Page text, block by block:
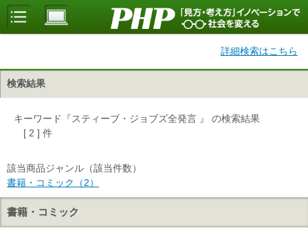
詳細検索はこちら
検索結果
キーワード『スティーブ・ジョブズ全発言 』 の検索結果
[ 2 ] 件
該当商品ジャンル（該当件数）
書籍・コミック（2）
書籍・コミック